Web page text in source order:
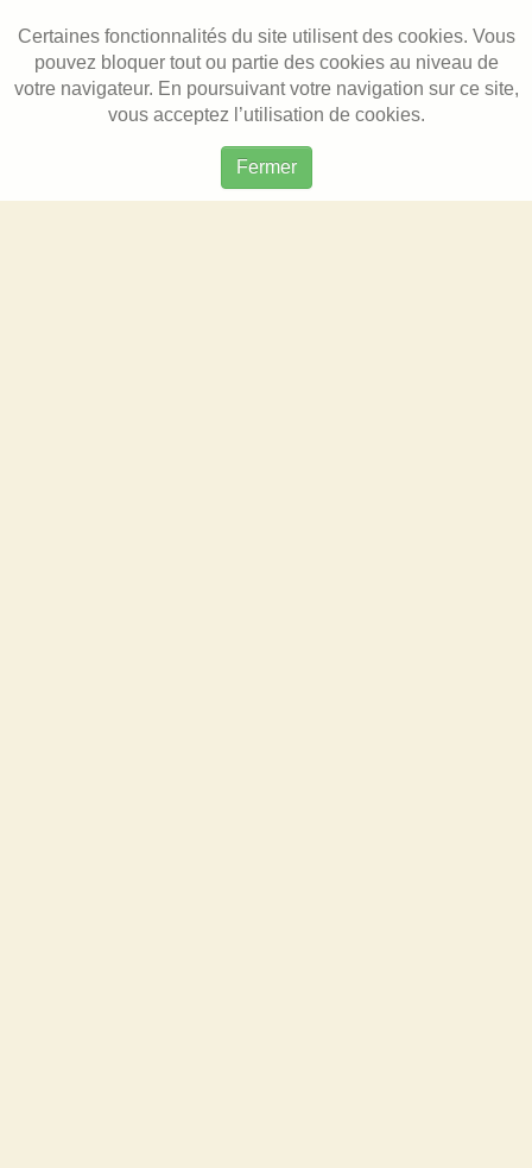
Certaines fonctionnalités du site utilisent des cookies. Vous
pouvez bloquer tout ou partie des cookies au niveau de
votre navigateur. En poursuivant votre navigation sur ce site,
vous acceptez l’utilisation de cookies.
Fermer